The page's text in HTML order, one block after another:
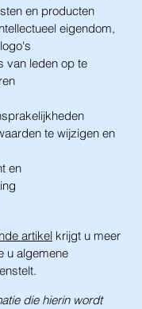
en producten
eigendom,
van leden op te
te wijzigen en
en
artikel krijgt u meer
u algemene
die hierin wordt